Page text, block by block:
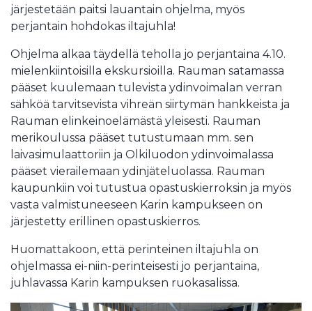
järjestetään paitsi lauantain ohjelma, myös
perjantain hohdokas iltajuhla!
Ohjelma alkaa täydellä teholla jo perjantaina 4.10.
mielenkiintoisilla ekskursioilla. Rauman satamassa
pääset kuulemaan tulevista ydinvoimalan verran
sähköä tarvitsevista vihreän siirtymän hankkeista ja
Rauman elinkeinoelämästä yleisesti. Rauman
merikoulussa pääset tutustumaan mm. sen
laivasimulaattoriin ja Olkiluodon ydinvoimalassa
pääset vierailemaan ydinjäteluolassa. Rauman
kaupunkiin voi tutustua opastuskierroksin ja myös
vasta valmistuneeseen Karin kampukseen on
järjestetty erillinen opastuskierros.
Huomattakoon, että perinteinen iltajuhla on
ohjelmassa ei-niin-perinteisesti jo perjantaina,
juhlavassa Karin kampuksen ruokasalissa.